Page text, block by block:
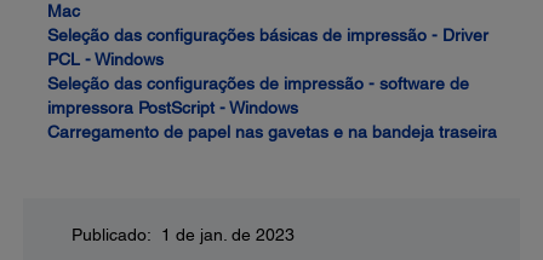
Mac
Seleção das configurações básicas de impressão - Driver
PCL - Windows
Seleção das configurações de impressão - software de
impressora PostScript - Windows
Carregamento de papel nas gavetas e na bandeja traseira
Publicado: 1 de jan. de 2023